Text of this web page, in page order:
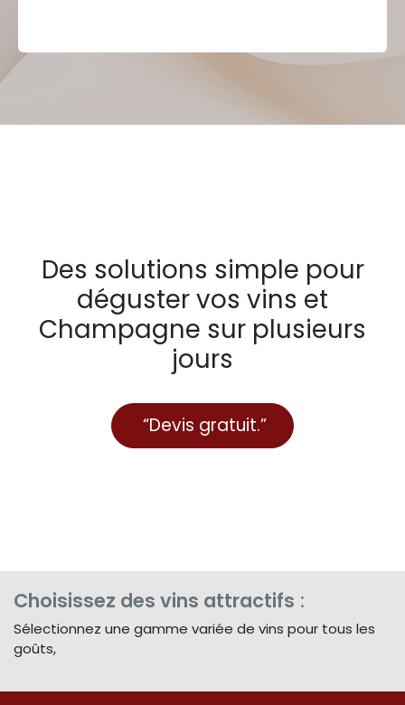
Des solutions simple pour
déguster vos vins et
Champagne sur plusieurs
jours
“Devis gratuit.”
Choisissez des vins attractifs :
Sélectionnez une gamme variée de vins pour tous les
goûts,